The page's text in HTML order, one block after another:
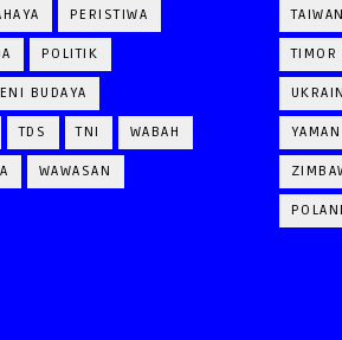
PERISTIWA
POLITIK
BUDAYA
TDS TNI WABAH
WAWASAN
TIMOR
YAMAN